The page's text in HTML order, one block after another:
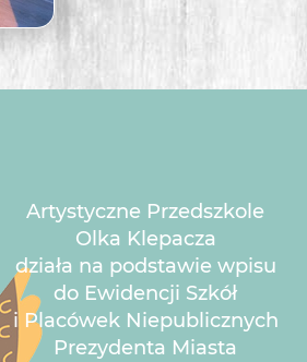
Artystyczne Przedszkole
Olka Klepacza
działa na podstawie wpisu
do Ewidencji Szkół
i Placówek Niepublicznych
Prezydenta Miasta